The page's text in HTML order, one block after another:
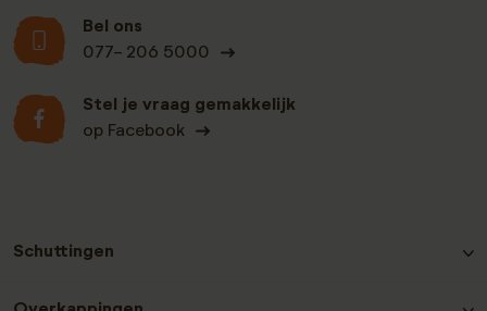
Bel ons
077- 206 5000
Stel je vraag gemakkelijk
op Facebook
Schuttingen